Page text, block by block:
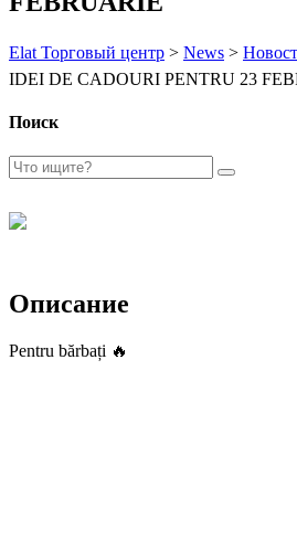
Elat Торговый центр > News >
IDEI DE CADOURI PENTRU 23
Поиск
Описание
Pentru bărbați 🔥